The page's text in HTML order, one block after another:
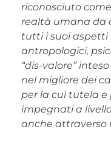
riconosciuto
realtà umana da
tutti i suoi aspetti
antropologici,
“dis-valore”
nel migliore dei
per la cui tutela
impegnati a
anche attraverso